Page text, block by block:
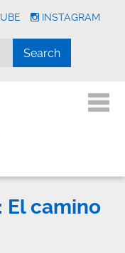
INSTAGRAM
El camino